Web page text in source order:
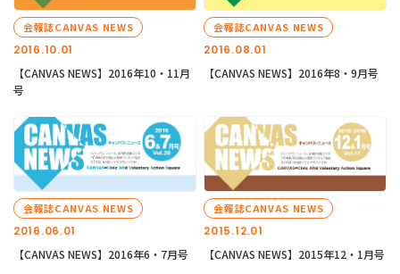
2016.10.01
会報誌CANVAS NEWS
【CANVAS NEWS】2016年10・11月
号
2016.08.01
会報誌CANVAS NEWS
【CANVAS NEWS】2016年8・9月号
2016.06.01
会報誌CANVAS NEWS
【CANVAS NEWS】2016年6・7月号
2015.12.01
会報誌CANVAS NEWS
【CANVAS NEWS】2015年12・1月号